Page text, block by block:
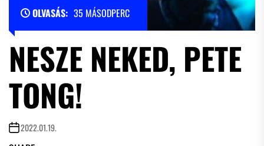
OLVASÁS: 35 MÁSODPERC
NESZE NEKED, PETE
TONG!
2022.01.19.